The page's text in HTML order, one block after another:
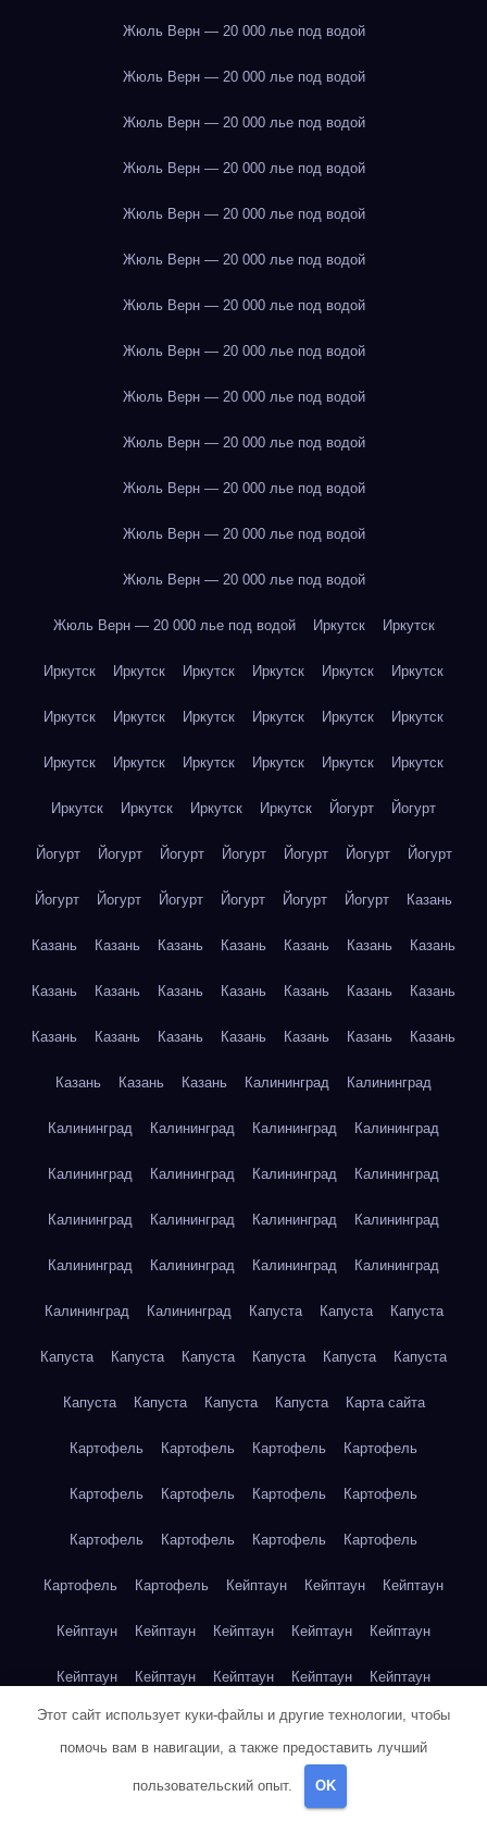
Жюль Верн — 20 000 лье под водой
Жюль Верн — 20 000 лье под водой
Жюль Верн — 20 000 лье под водой
Жюль Верн — 20 000 лье под водой
Жюль Верн — 20 000 лье под водой
Жюль Верн — 20 000 лье под водой
Жюль Верн — 20 000 лье под водой
Жюль Верн — 20 000 лье под водой
Жюль Верн — 20 000 лье под водой
Жюль Верн — 20 000 лье под водой
Жюль Верн — 20 000 лье под водой
Жюль Верн — 20 000 лье под водой
Жюль Верн — 20 000 лье под водой
Жюль Верн — 20 000 лье под водой Иркутск Иркутск
Иркутск Иркутск Иркутск Иркутск Иркутск Иркутск
Иркутск Иркутск Иркутск Иркутск Иркутск Иркутск
Иркутск Иркутск Иркутск Иркутск Иркутск Иркутск
Иркутск Иркутск Иркутск Иркутск Йогурт Йогурт
Йогурт Йогурт Йогурт Йогурт Йогурт Йогурт Йогурт
Йогурт Йогурт Йогурт Йогурт Йогурт Йогурт Казань
Казань Казань Казань Казань Казань Казань Казань
Казань Казань Казань Казань Казань Казань Казань
Казань Казань Казань Казань Казань Казань Казань
Казань Казань Казань Калининград Калининград
Калининград Калининград Калининград Калининград
Калининград Калининград Калининград Калининград
Калининград Калининград Калининград Калининград
Калининград Калининград Калининград Калининград
Калининград Калининград Капуста Капуста Капуста
Капуста Капуста Капуста Капуста Капуста Капуста
Капуста Капуста Капуста Капуста Карта сайта
Картофель Картофель Картофель Картофель
Картофель Картофель Картофель Картофель
Картофель Картофель Картофель Картофель
Картофель Картофель Кейптаун Кейптаун Кейптаун
Кейптаун Кейптаун Кейптаун Кейптаун Кейптаун
Кейптаун Кейптаун Кейптаун Кейптаун Кейптаун
Кейптаун Кейптаун Кейптаун Кейптаун Кейптаун
Клубника
Красноярск
Этот сайт использует куки-файлы и другие технологии, чтобы
помочь вам в навигации, а также предоставить лучший
пользовательский опыт. OK